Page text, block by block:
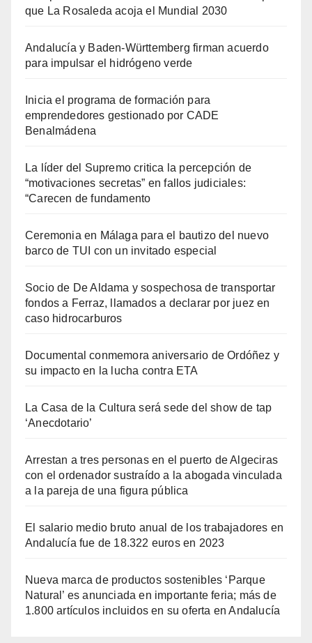
que La Rosaleda acoja el Mundial 2030
Andalucía y Baden-Württemberg firman acuerdo
para impulsar el hidrógeno verde
Inicia el programa de formación para
emprendedores gestionado por CADE
Benalmádena
La líder del Supremo critica la percepción de
“motivaciones secretas” en fallos judiciales:
“Carecen de fundamento
Ceremonia en Málaga para el bautizo del nuevo
barco de TUI con un invitado especial
Socio de De Aldama y sospechosa de transportar
fondos a Ferraz, llamados a declarar por juez en
caso hidrocarburos
Documental conmemora aniversario de Ordóñez y
su impacto en la lucha contra ETA
La Casa de la Cultura será sede del show de tap
‘Anecdotario’
Arrestan a tres personas en el puerto de Algeciras
con el ordenador sustraído a la abogada vinculada
a la pareja de una figura pública
El salario medio bruto anual de los trabajadores en
Andalucía fue de 18.322 euros en 2023
Nueva marca de productos sostenibles ‘Parque
Natural’ es anunciada en importante feria; más de
1.800 artículos incluidos en su oferta en Andalucía